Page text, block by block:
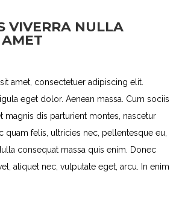
VIVERRA NULLA
amet, consectetuer adipiscing elit.
eget dolor. Aenean massa. Cum sociis
magnis dis parturient montes, nascetur
quam felis, ultricies nec, pellentesque eu,
consequat massa quis enim. Donec
aliquet nec, vulputate eget, arcu. In enim